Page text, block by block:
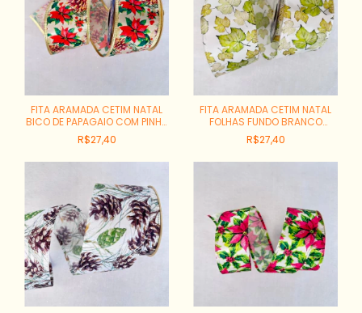
FITA ARAMADA CETIM NATAL
BICO DE PAPAGAIO COM PINHA
FUNDO DOURADO REF:7141-
1185
R$27,40
FITA ARAMADA CETIM NATAL
FOLHAS FUNDO BRANCO
REF:6359-1176
R$27,40